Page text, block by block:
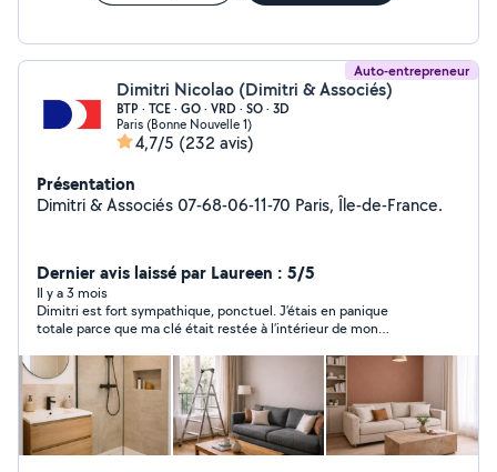
Auto-entrepreneur
Dimitri Nicolao (Dimitri & Associés)
BTP · TCE · GO · VRD · SO · 3D
Paris (Bonne Nouvelle 1)
4,7/5 (232 avis)
Présentation
Dimitri & Associés 07-68-06-11-70 Paris, Île-de-France.
Dernier avis laissé par Laureen : 5/5
Il y a 3 mois
Dimitri est fort sympathique, ponctuel. J’étais en panique
totale parce que ma clé était restée à l’intérieur de mon
recommande fortement